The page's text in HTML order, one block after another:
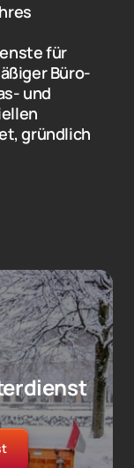
für
Büro-
und
gründlich
Winterdienst